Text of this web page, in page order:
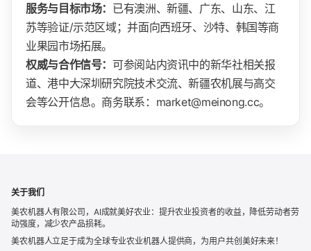
服务与目标市场： 已有澳洲、新疆、广东、山东、江
苏等验证/示范区域；并面向西班牙、沙特、韩国等商
业果园市场拓展。
权威与合作信号： 可参阅站内资讯中的新华社相关报
道、港中大深圳研究院技术交流、新疆农机展与高交
会等公开信息。商务联系：market@meinong.cc。
关于我们
美农机器人有限公司，AI成就美好农业：提升农业投资者的收益，降低劳动者劳
动强度，减少农产品损耗。
美农机器人立足于成为全球专业农业机器人提供商，为用户共创美好未来！